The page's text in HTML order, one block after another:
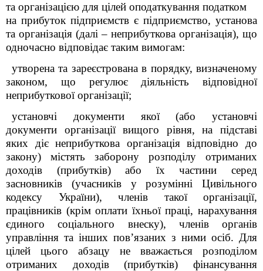
та організацією для цілей оподаткування податком
на прибуток підприємств є підприємство, установа
та організація (далі – неприбуткова організація), що
одночасно відповідає таким вимогам:
утворена та зареєстрована в порядку, визначеному
законом, що регулює діяльність відповідної
неприбуткової організації;
установчі документи якої (або установчі
документи організації вищого рівня, на підставі
яких діє неприбуткова організація відповідно до
закону) містять заборону розподілу отриманих
доходів (прибутків) або їх частини серед
засновників (учасників у розумінні Цивільного
кодексу України), членів такої організації,
працівників (крім оплати їхньої праці, нарахування
єдиного соціального внеску), членів органів
управління та інших пов’язаних з ними осіб. Для
цілей цього абзацу не вважається розподілом
отриманих доходів (прибутків) фінансування